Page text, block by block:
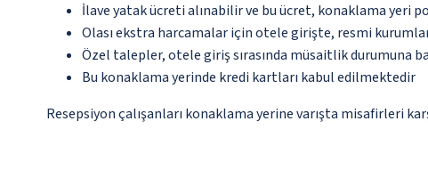
İlave yatak ücreti alınabilir ve bu ücret, konaklama yeri
Olası ekstra harcamalar için otele girişte, resmi
Özel talepler, otele giriş sırasında müsaitlik durumuna
Bu konaklama yerinde kredi kartları kabul edilmektedir
Resepsiyon çalışanları konaklama yerine varışta misafirleri